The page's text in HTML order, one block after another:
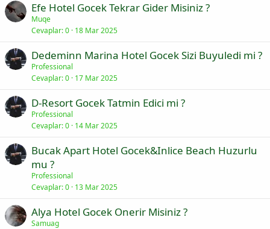
Efe Hotel Gocek Tekrar Gider Misiniz ?
Muqe
Cevaplar 0 18 Mar 2025
Dedeminn Marina Hotel Gocek Sizi Buyuledi mi ?
Professional
Cevaplar 0 17 Mar 2025
D-Resort Gocek Tatmin Edici mi ?
Professional
Cevaplar 0 14 Mar 2025
Bucak Apart Hotel Gocek&Inlice Beach Huzurlu
mu ?
Professional
Cevaplar 0 13 Mar 2025
Alya Hotel Gocek Onerir Misiniz ?
Samuag